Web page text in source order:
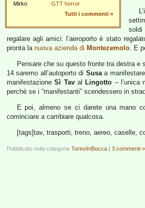
Mirko
GTT horror
Tutti i commenti »
soldi
regalare agli amici: l’aeroporto è stato
pronta la nuova azienda di Montezemolo. E
Pensare che su questo fronte tra destra
14 saremo all’autoporto di Susaa manifestare
manifestazioneSì Taval Lingotto – l’unica
perché se i “manifestanti” scendessero in
E poi, almeno se ci darete una mano
cominciare a cambiare qualcosa.
[tags]tav, trasporti, treno, aereo, caselle,
Pubblicato nella categoria TorinoInBocca | 3 commenti »